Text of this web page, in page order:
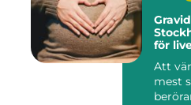
för
Att
mest